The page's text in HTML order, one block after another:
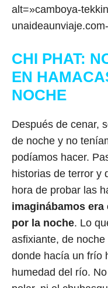
alt=»camboya-
CHI PHAT:
EN
NOCHE
Después de cenar,
de noche y no
podíamos hacer.
historias de terror y
hora de probar las
imaginábamos
por la noche. Lo
asfixiante, de
donde hacía un frío
humedad del río.